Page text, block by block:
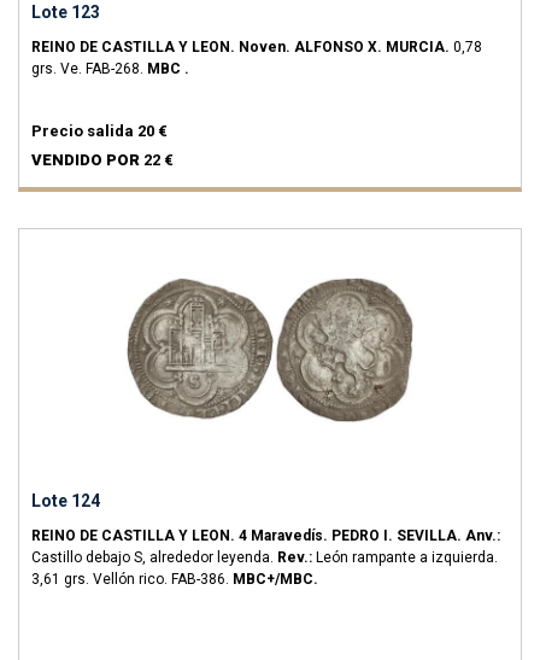
Lote 123
REINO DE CASTILLA Y LEON. Noven. ALFONSO X. MURCIA. 0,78
grs. Ve. FAB-268. MBC .
Precio salida 20 €
VENDIDO POR 22 €
Lote 124
REINO DE CASTILLA Y LEON. 4 Maravedís. PEDRO I. SEVILLA. Anv.:
Castillo debajo S, alrededor leyenda. Rev.: León rampante a izquierda.
3,61 grs. Vellón rico. FAB-386. MBC+/MBC.